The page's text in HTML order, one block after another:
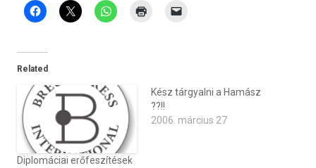
Related
Diplomáciai erőfeszítések
Kész tárgyalni a Hamász
??!!
2006. március 27